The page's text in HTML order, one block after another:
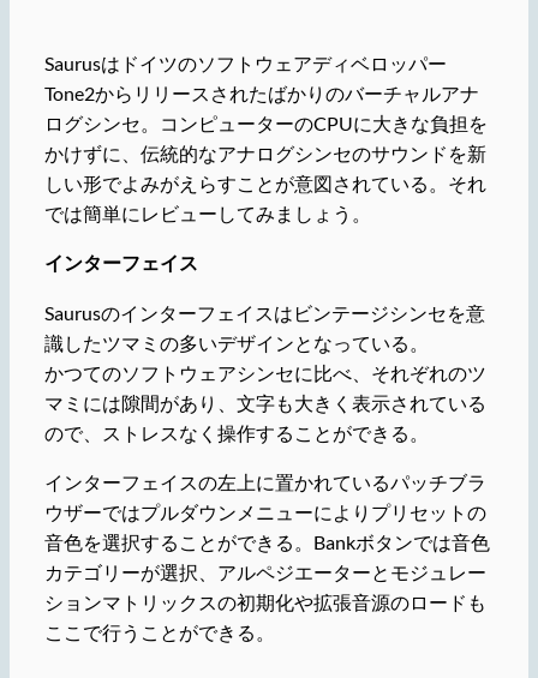
Saurusはドイツのソフトウェアディベロッパー
Tone2からリリースされたばかりのバーチャルアナ
ログシンセ。コンピューターのCPUに大きな負担を
かけずに、伝統的なアナログシンセのサウンドを新
しい形でよみがえらすことが意図されている。それ
では簡単にレビューしてみましょう。
インターフェイス
Saurusのインターフェイスはビンテージシンセを意
識したツマミの多いデザインとなっている。
かつてのソフトウェアシンセに比べ、それぞれのツ
マミには隙間があり、文字も大きく表示されている
ので、ストレスなく操作することができる。
インターフェイスの左上に置かれているパッチブラ
ウザーではプルダウンメニューによりプリセットの
音色を選択することができる。Bankボタンでは音色
カテゴリーが選択、アルペジエーターとモジュレー
ションマトリックスの初期化や拡張音源のロードも
ここで行うことができる。